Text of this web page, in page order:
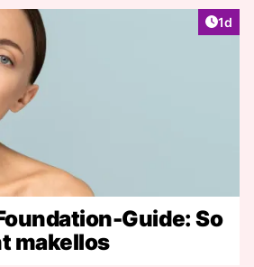
1d
Guide: So
makellos